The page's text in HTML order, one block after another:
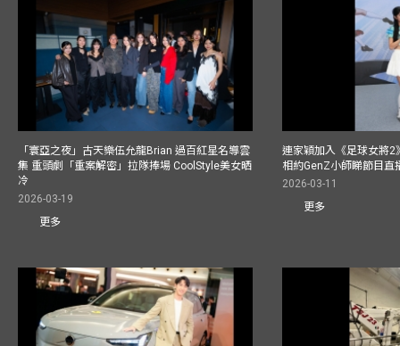
「寰亞之夜」古天樂伍允龍Brian 過百紅星名導雲
集 重頭劇「重案解密」拉隊捧場 CoolStyle美女晒
冷
2026-03-19
更多
連家穎加入《足球女將
相約GenZ小師睇節目直
2026-03-11
更多